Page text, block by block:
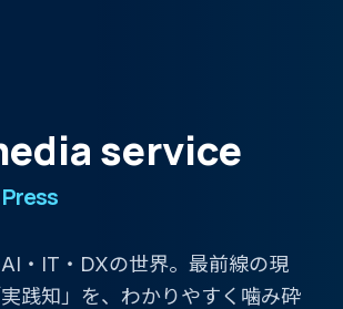
service
・IT・DXの世界。最前線の現
践知」を、わかりやすく噛み砕